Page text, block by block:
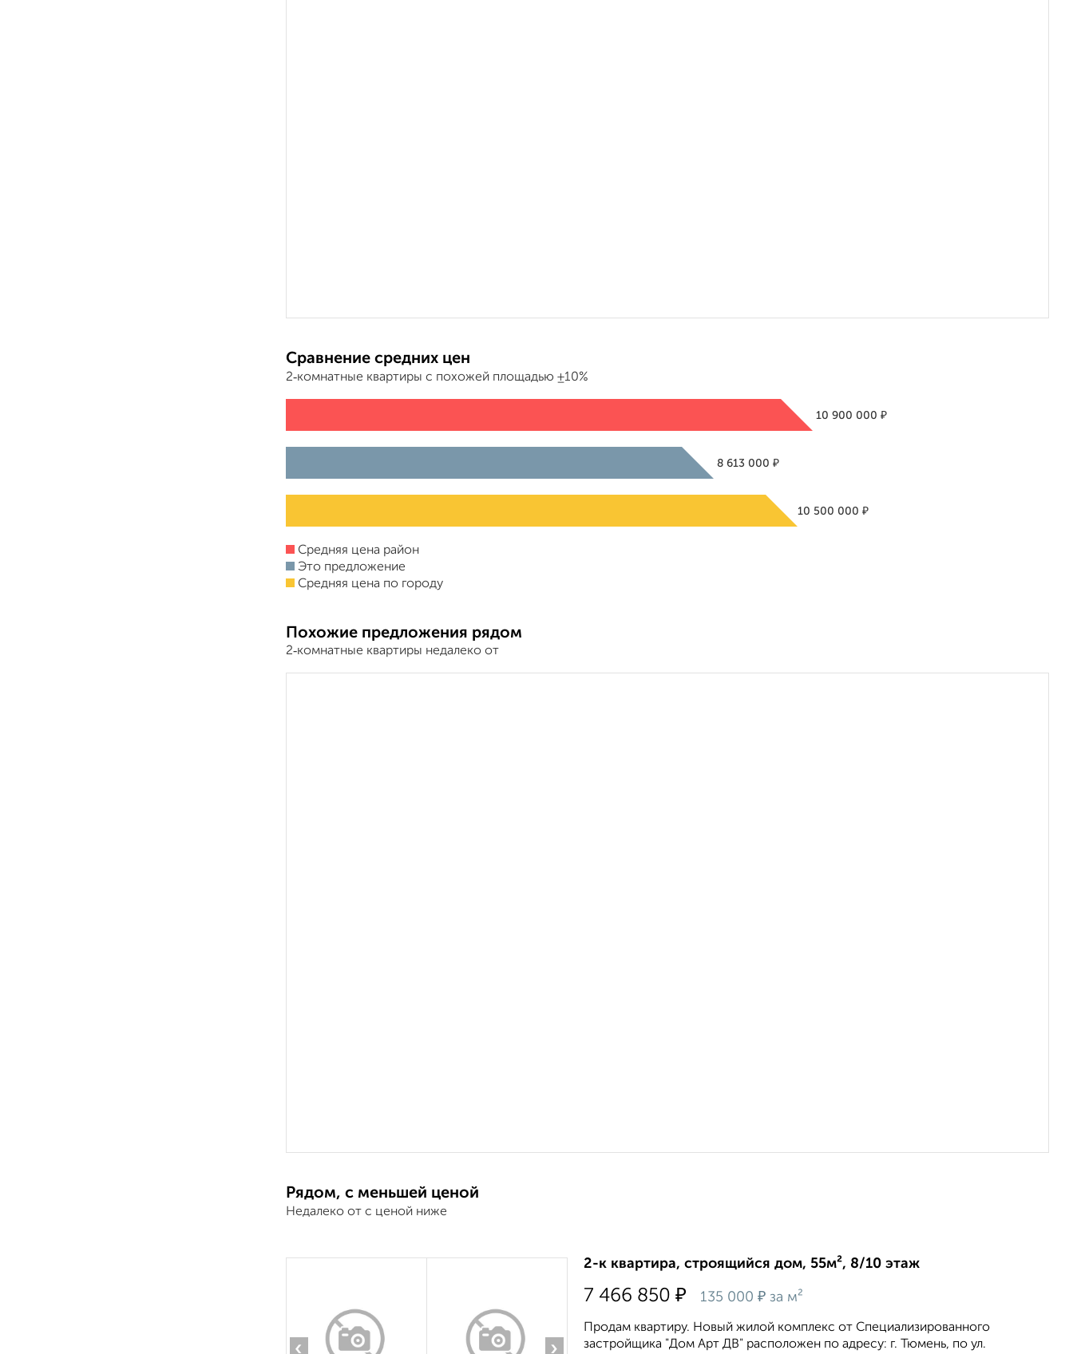
Сравнение средних цен
2‑комнатные квартиры с похожей площадью ±10%
10 900 000₽
8 613 000₽
10 500 000₽
Средняя цена район
Это предложение
Средняя цена по городу
Похожие предложения рядом
2‑комнатные квартиры недалеко от
Рядом, с меньшей ценой
Недалеко от с ценой ниже
‹ ›
2-к квартира, строящийся дом, 55м², 8/10 этаж
7 466 850 ₽ 135 000 ₽ за м²
Продам квартиру. Новый жилой комплекс от Специализированного
застройщика "Дом Арт ДВ" расположен по адресу: г. Тюмень, по ул.